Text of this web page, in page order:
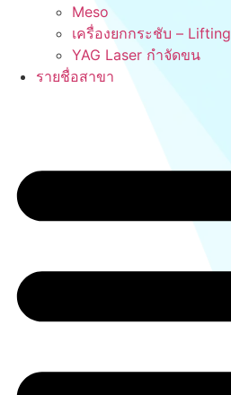
Meso
เครื่องยกกระชับ – Lifting
YAG Laser กำจัดขน
รายชื่อสาขา